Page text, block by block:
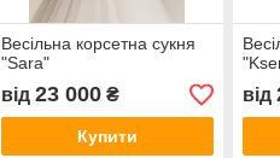
Весільна корсетна сукня
"Sara"
від 23 000₴
Купити
від